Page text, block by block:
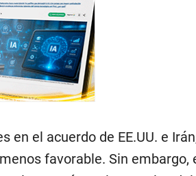
en el acuerdo de EE.UU. e
favorable. Sin embargo,